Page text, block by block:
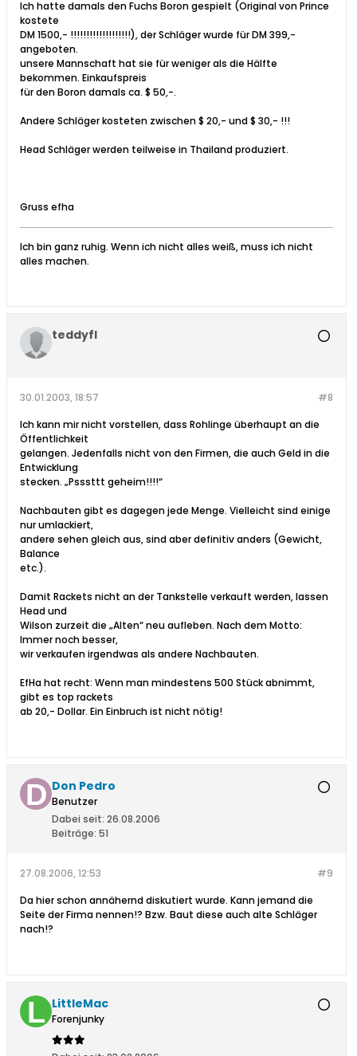
Ich hatte damals den Fuchs Boron gespielt (Original von Prince
kostete
DM 1500,- !!!!!!!!!!!!!!!!!!!), der Schläger wurde für DM 399,-
angeboten.
unsere Mannschaft hat sie für weniger als die Hälfte
bekommen. Einkaufspreis
für den Boron damals ca. $ 50,-.
Andere Schläger kosteten zwischen $ 20,- und $ 30,- !!!
Head Schläger werden teilweise in Thailand produziert.
Gruss efha
Ich bin ganz ruhig. Wenn ich nicht alles weiß, muss ich nicht
alles machen.
teddyfl
#8
30.01.2003, 18:57
Ich kann mir nicht vorstellen, dass Rohlinge überhaupt an die
Öffentlichkeit
gelangen. Jedenfalls nicht von den Firmen, die auch Geld in die
Entwicklung
stecken. „Psssttt geheim!!!!“
Nachbauten gibt es dagegen jede Menge. Vielleicht sind einige
nur umlackiert,
andere sehen gleich aus, sind aber definitiv anders (Gewicht,
Balance
etc.).
Damit Rackets nicht an der Tankstelle verkauft werden, lassen
Head und
Wilson zurzeit die „Alten“ neu aufleben. Nach dem Motto:
Immer noch besser,
wir verkaufen irgendwas als andere Nachbauten.
EfHa hat recht: Wenn man mindestens 500 Stück abnimmt,
gibt es top rackets
ab 20,- Dollar. Ein Einbruch ist nicht nötig!
Don Pedro
Benutzer
Dabei seit: 26.08.2006
Beiträge: 51
#9
27.08.2006, 12:53
Da hier schon annähernd diskutiert wurde. Kann jemand die
Seite der Firma nennen!? Bzw. Baut diese auch alte Schläger
nach!?
LittleMac
Forenjunky